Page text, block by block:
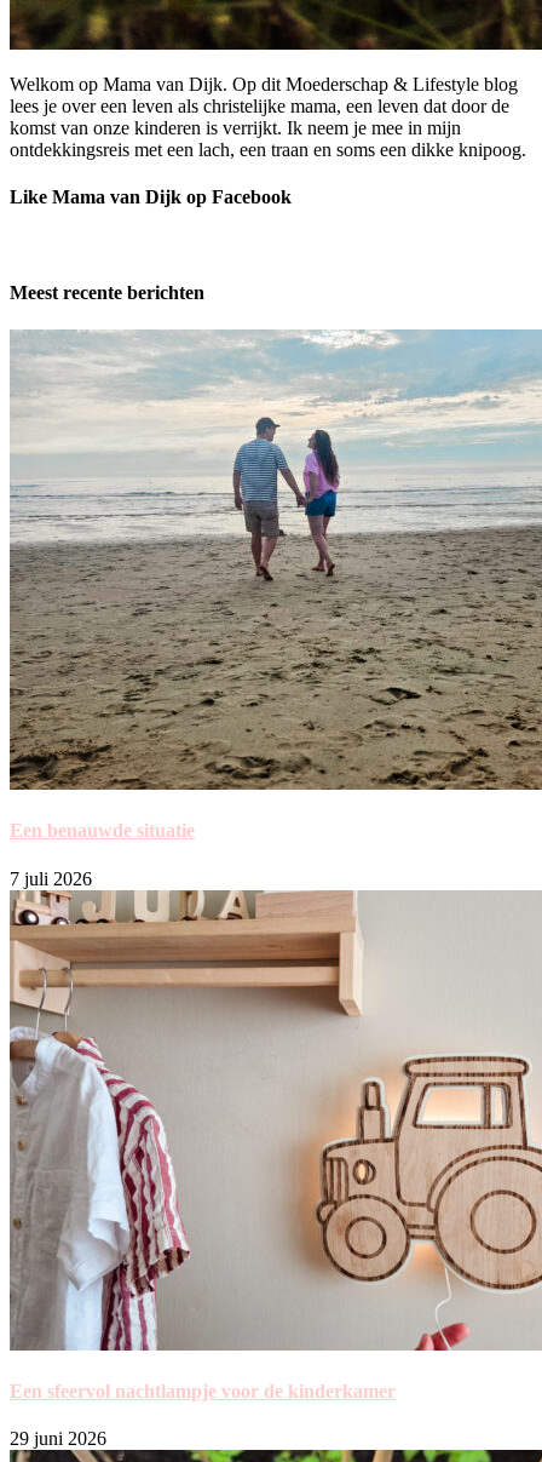
Welkom op Mama van Dijk. Op dit Moederschap & Lifestyle blog
lees je over een leven als christelijke mama, een leven dat door de
komst van onze kinderen is verrijkt. Ik neem je mee in mijn
ontdekkingsreis met een lach, een traan en soms een dikke knipoog.
Like Mama van Dijk op Facebook
Meest recente berichten
Een benauwde situatie
7 juli 2026
Een sfeervol nachtlampje voor de kinderkamer
29 juni 2026